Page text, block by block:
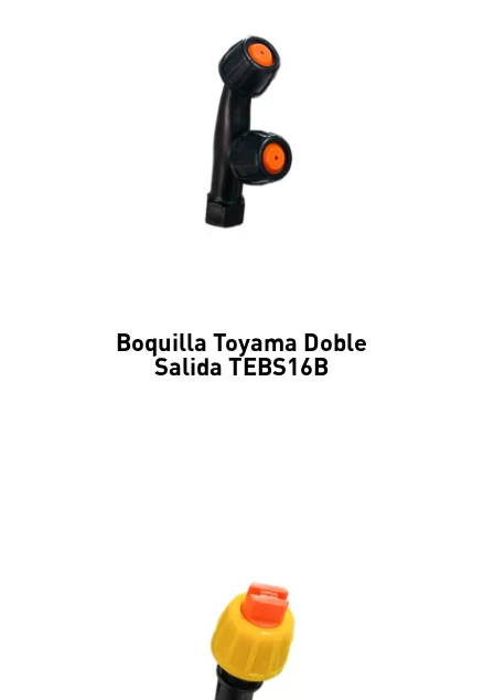
Boquilla Toyama Doble
Salida TEBS16B